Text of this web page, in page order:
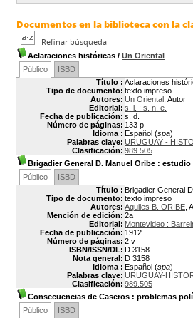
Documentos en la biblioteca con la
Refinar búsqueda
Aclaraciones históricas / Un Oriental
Público
ISBD
Título : Aclaraciones
Tipo de documento: texto impreso
Autores: Un Oriental , Autor
Editorial: s. l. : s. n. e.
Fecha de publicación: s. d.
Número de páginas: 133 p
Idioma : Español (spa)
Palabras clave: URUGUAY -
Clasificación: 989.505
Brigadier General D. Manuel Oribe : estudio
Público
ISBD
Título : Brigadier General
Tipo de documento: texto impreso
Autores: Aquiles B. ORIBE ,
Mención de edición: 2a
Editorial: Montevideo :
Fecha de publicación: 1912
Número de páginas: 2 v
ISBN/ISSN/DL: D 3158
Nota general: D 3158
Idioma : Español (spa)
Palabras clave: URUGUAY-
Clasificación: 989.505
Consecuencias de Caseros : problemas
Público
ISBD